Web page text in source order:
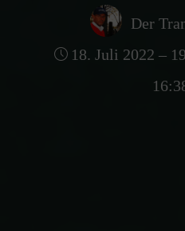
Der
18. Juli 2022 –